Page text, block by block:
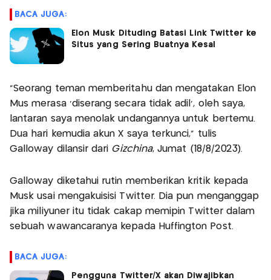
BACA JUGA:
Elon Musk Dituding Batasi Link Twitter ke
Situs yang Sering Buatnya Kesal
"Seorang teman memberitahu dan mengatakan Elon
Mus merasa 'diserang secara tidak adil', oleh saya,
lantaran saya menolak undangannya untuk bertemu.
Dua hari kemudia akun X saya terkunci," tulis
Galloway dilansir dari Gizchina, Jumat (18/8/2023).
Galloway diketahui rutin memberikan kritik kepada
Musk usai mengakuisisi Twitter. Dia pun menganggap
jika miliyuner itu tidak cakap memipin Twitter dalam
sebuah wawancaranya kepada Huffington Post.
BACA JUGA:
Pengguna Twitter/X akan Diwajibkan